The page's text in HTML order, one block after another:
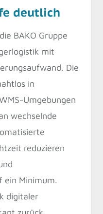
deutlich
BAKO Gruppe
mit
Die
in
Umgebungen
wechselnde
reduzieren
ein Minimum.
digitaler